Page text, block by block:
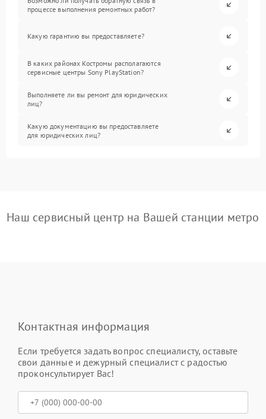
процессе выполнения ремонтных работ?
Какую гарантию вы предоставляете?
В каких районах Костромы располагаются
сервисные центры Sony PlayStation?
Выполняете ли вы ремонт для юридических
лиц?
Какую документацию вы предоставляете
для юридических лиц?
Наш сервисный центр на Вашей станции метро
Контактная информация
Если требуется задать вопрос специалисту, оставьте
свои данные и дежурный специалист с радостью
проконсультирует Вас!